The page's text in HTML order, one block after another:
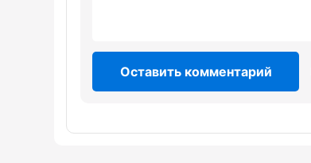
Оставить комментарий